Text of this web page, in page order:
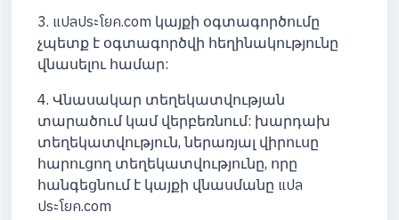
3. แปลประโยค.com կայքի օգտագործումը
չպետք է օգտագործվի հեղինակությունը
վնասելու համար:
4. Վնասակար տեղեկատվության
տարածում կամ վերբեռնում: խարդախ
տեղեկատվություն, ներառյալ վիրուսը
հարուցող տեղեկատվությունը, որը
հանգեցնում է կայքի վնասմանը แปล
ประโยค.com